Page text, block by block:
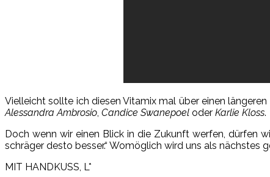
Vielleicht sollte ich diesen Vitamix mal über einen
Alessandra Ambrosio Candice Swanepoel oder Karlie Kloss.
Doch wenn wir einen Blick in die Zukunft werfen, dürfen
schräger desto besser.“ Womöglich wird uns als
MIT HANDKUSS, L*